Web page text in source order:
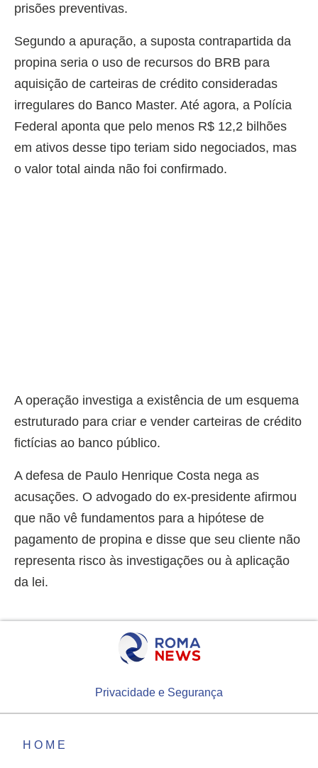
prisões preventivas.
Segundo a apuração, a suposta contrapartida da
propina seria o uso de recursos do BRB para
aquisição de carteiras de crédito consideradas
irregulares do Banco Master. Até agora, a Polícia
Federal aponta que pelo menos R$ 12,2 bilhões
em ativos desse tipo teriam sido negociados, mas
o valor total ainda não foi confirmado.
A operação investiga a existência de um esquema
estruturado para criar e vender carteiras de crédito
fictícias ao banco público.
A defesa de Paulo Henrique Costa nega as
acusações. O advogado do ex-presidente afirmou
que não vê fundamentos para a hipótese de
pagamento de propina e disse que seu cliente não
representa risco às investigações ou à aplicação
da lei.
Privacidade e Segurança
HOME